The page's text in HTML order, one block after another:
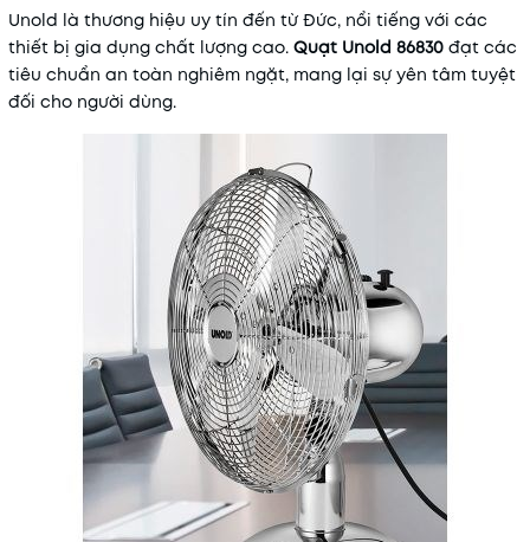
Unold là thương hiệu uy tín đến từ Đức, nổi tiếng với các
thiết bị gia dụng chất lượng cao. Quạt Unold 86830 đạt các
tiêu chuẩn an toàn nghiêm ngặt, mang lại sự yên tâm tuyệt
đối cho người dùng.